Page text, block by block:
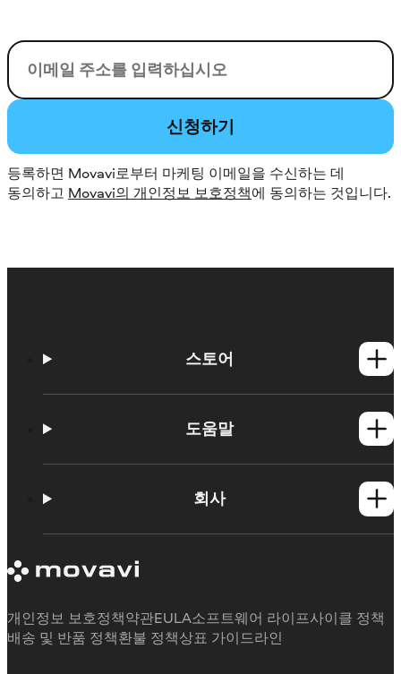
이메일
신청하기
등록하면 Movavi로부터 마케팅 이메일을 수신하는 데
동의하고 Movavi의 개인정보 보호정책에 동의하는 것입니다.
스토어
Mac 제품
도움말
학습 포털
체험판 제한 사항
환불
회사
후기
Movavi를 선택하는 이유
업무용
개인정보 보호정책약관EULA소프트웨어 라이프사이클 정책
배송 및 반품 정책환불 정책상표 가이드라인